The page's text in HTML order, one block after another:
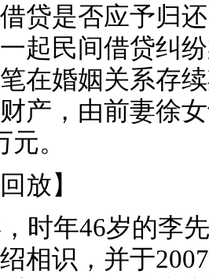
贷是否应予归
起民间借贷纠
在婚姻关系存
产，由前妻徐
。
】
年46岁的李先
相识，并于